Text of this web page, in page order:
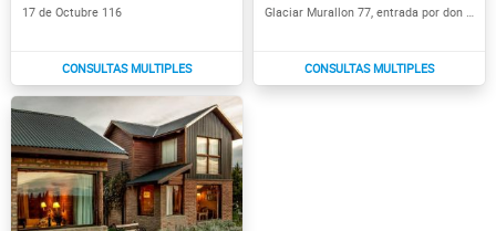
17 de Octubre 116 Glaciar Murallon 77, entrada por don bosco